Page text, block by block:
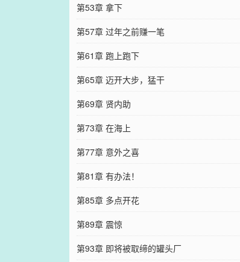
第53章 拿下
第57章 过年之前赚一笔
第61章 跑上跑下
第65章 迈开大步，猛干
第69章 贤内助
第73章 在海上
第77章 意外之喜
第81章 有办法！
第85章 多点开花
第89章 震惊
第93章 即将被取缔的罐头厂